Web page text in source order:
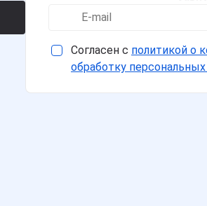
Согласен с политикой о
обработку